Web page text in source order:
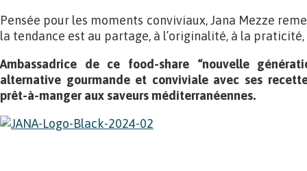
Pensée pour les moments conviviaux, Jana Mezze
la tendance est au partage, à l’originalité, à la
Ambassadrice de ce food-share “nouvelle
alternative gourmande et conviviale avec ses
prêt-à-manger aux saveurs méditerranéennes.